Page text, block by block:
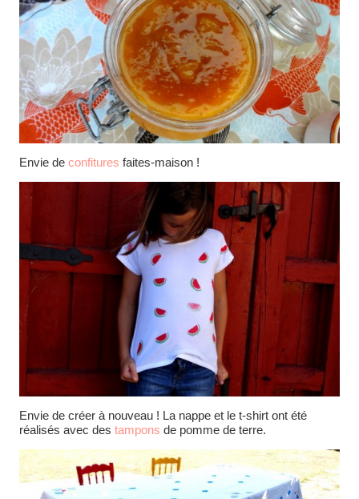
Envie de confitures faites-maison !
Envie de créer à nouveau ! La nappe et le t-shirt ont été
réalisés avec des tampons de pomme de terre.